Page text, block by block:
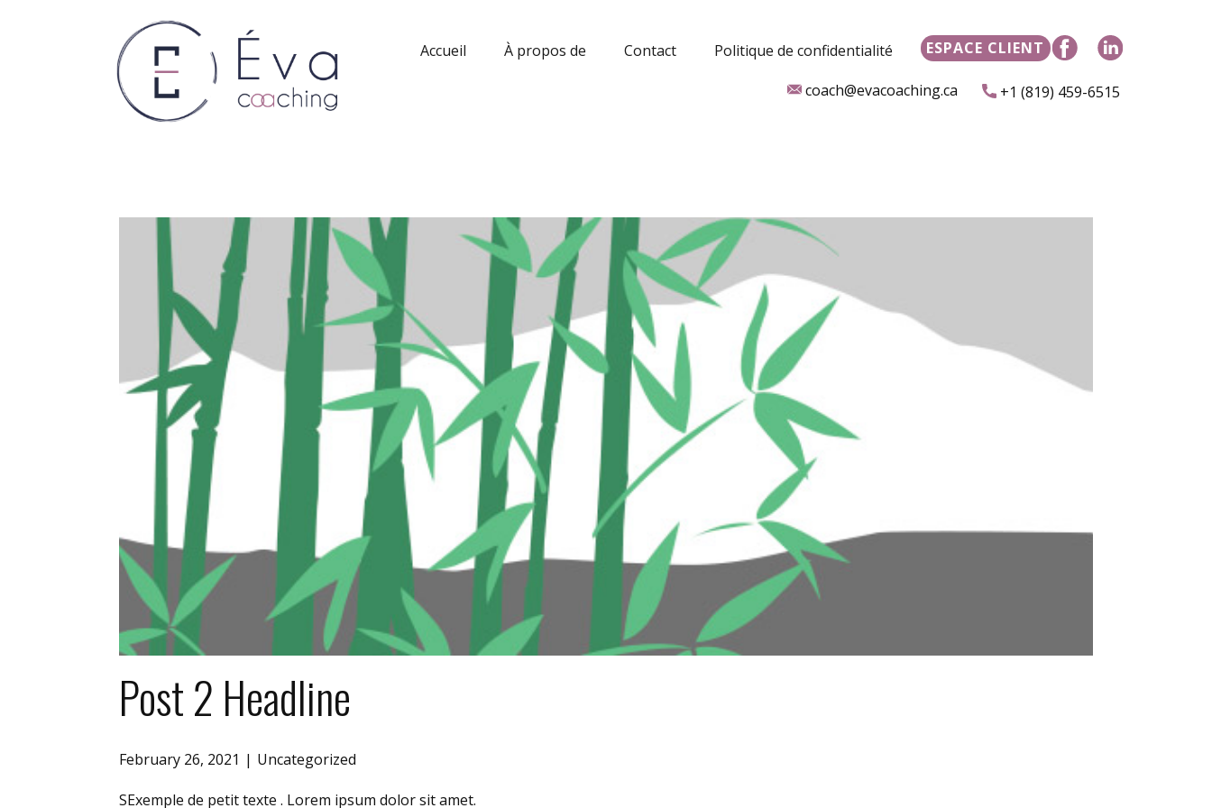
Accueil À propos de Contact Politique de confidentialité ESPACE CLIENT
+1 (819) 459-6515
coach@evacoaching.ca
Post 2 Headline
February 26, 2021 Uncategorized
SExemple de petit texte . Lorem ipsum dolor sit amet.